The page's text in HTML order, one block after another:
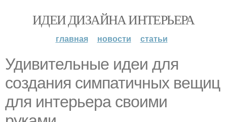
ИДЕИ ДИЗАЙНА ИНТЕРЬЕРА
главная новости статьи
Удивительные идеи для
создания симпатичных вещиц
для интерьера своими